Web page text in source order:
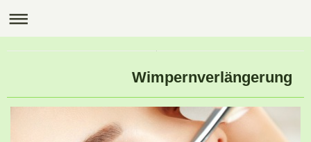
Wimpernverlängerung